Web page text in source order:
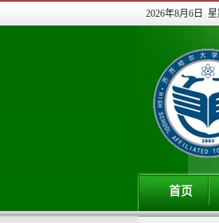
2026年8月6日 星
首页